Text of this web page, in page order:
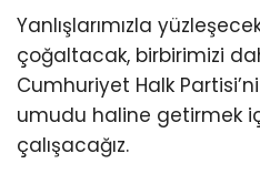
Yanlışlarımızla
çoğaltacak, birbirimizi
Cumhuriyet Halk
umudu haline getirmek
çalışacağız.